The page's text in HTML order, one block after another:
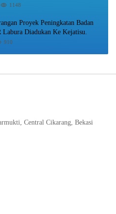
Ke Bupati Karo
1148
Proyek Peningkatan Badan
Labura Diadukan Ke Kejatisu.
910
Central Cikarang, Bekasi